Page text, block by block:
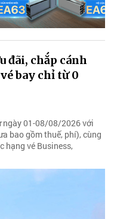
đãi, chắp cánh
bay chỉ từ 0
ngày 01-08/08/2026 với
bao gồm thuế, phí), cùng
hạng vé Business,